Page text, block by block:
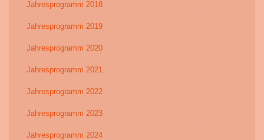
Jahresprogramm 2018
Jahresprogramm 2019
Jahresprogramm 2020
Jahresprogramm 2021
Jahresprogramm 2022
Jahresprogramm 2023
Jahresprogramm 2024